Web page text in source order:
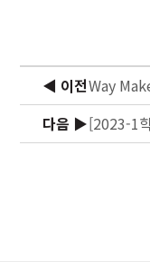
◀ 이전Way
다음 ▶[2023-1